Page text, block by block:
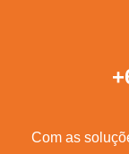
Com as